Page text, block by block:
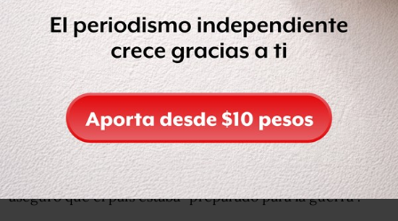
República Islámica, murieron miles de personas por la
represión de las fuerzas de seguridad.
El presidente de Estados Unidos, Donald Trump,
repetidamente amenazó con tomar acción militar por la
muerte de los manifestantes.
Ante esas amenazas, el gobierno de Irán señaló que
Teherán estaba abierta a conversar con Washington, pero
aseguró que el país estaba “preparado para la guerra”.